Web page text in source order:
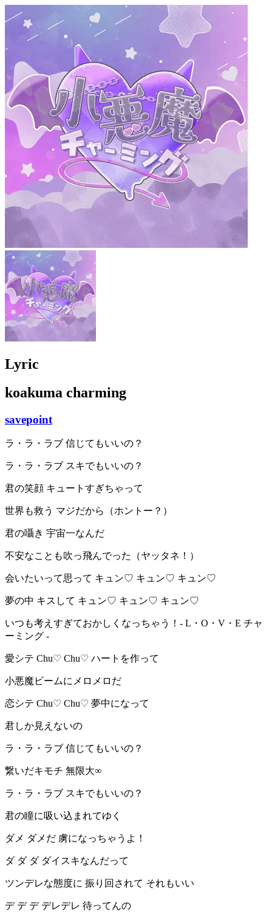
Lyric
koakuma charming
savepoint
ラ・ラ・ラブ 信じてもいいの？
ラ・ラ・ラブ スキでもいいの？
君の笑顔 キュートすぎちゃって
世界も救う マジだから（ホントー？）
君の囁き 宇宙一なんだ
不安なことも吹っ飛んでった（ヤッタネ！）
会いたいって思って キュン♡ キュン♡ キュン♡
夢の中 キスして キュン♡ キュン♡ キュン♡
いつも考えすぎておかしくなっちゃう！- L・O・V・E チャ
ーミング -
愛シテ Chu♡ Chu♡ ハートを作って
小悪魔ビームにメロメロだ
恋シテ Chu♡ Chu♡ 夢中になって
君しか見えないの
ラ・ラ・ラブ 信じてもいいの？
繋いだキモチ 無限大∞
ラ・ラ・ラブ スキでもいいの？
君の瞳に吸い込まれてゆく
ダメ ダメだ 虜になっちゃうよ！
ダ ダ ダ ダイスキなんだって
ツンデレな態度に 振り回されて それもいい
デ デ デ デレデレ 待ってんの